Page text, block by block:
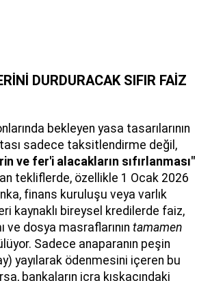
DURDURACAK SIFIR FAİZ
bekleyen yasa tasarılarının
sadece taksitlendirme değil,
ve fer'i alacakların sıfırlanması"
tekliflerde, özellikle 1 Ocak 2026
finans kuruluşu veya varlık
kaynaklı bireysel kredilerde faiz,
ve dosya masraflarının tamamen
Sadece anaparanın peşin
yayılarak ödenmesini içeren bu
bankaların icra kıskacındaki